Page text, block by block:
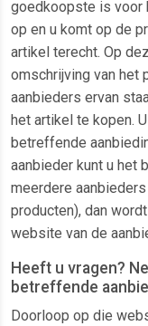
goedkoopste is voor
op en u komt op de
artikel terecht. Op
omschrijving van het
aanbieders ervan
het artikel te kopen.
betreffende
aanbieder kunt u het
meerdere
producten), dan
website van de
Heeft u vragen?
betreffende
Doorloop op die